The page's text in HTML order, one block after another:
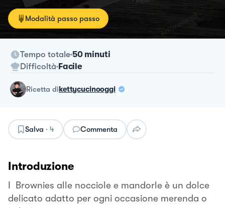
Modalità passo passo
Tempo totale 50 minuti
Difficoltà Facile
ricetta dikettycucinooggi
Salva · 4 Commenta
Introduzione
I Brownies alle nocciole e mandorle è un dolce
delicato adatto per ogni occasione merenda o